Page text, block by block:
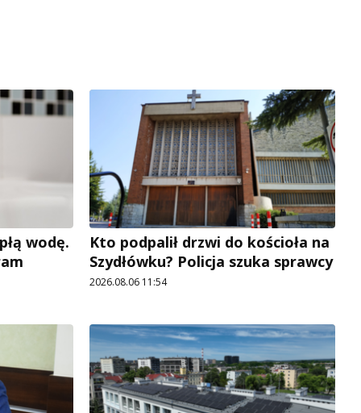
wodę.
Kto podpalił drzwi do kościoła na
Szydłówku? Policja szuka sprawcy
2026.08.06 11:54